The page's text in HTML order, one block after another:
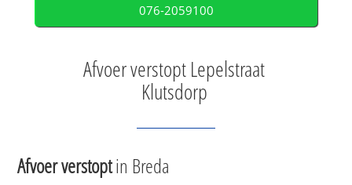
076-2059100
Afvoer verstopt Lepelstraat
Klutsdorp
Afvoer verstoptin Breda